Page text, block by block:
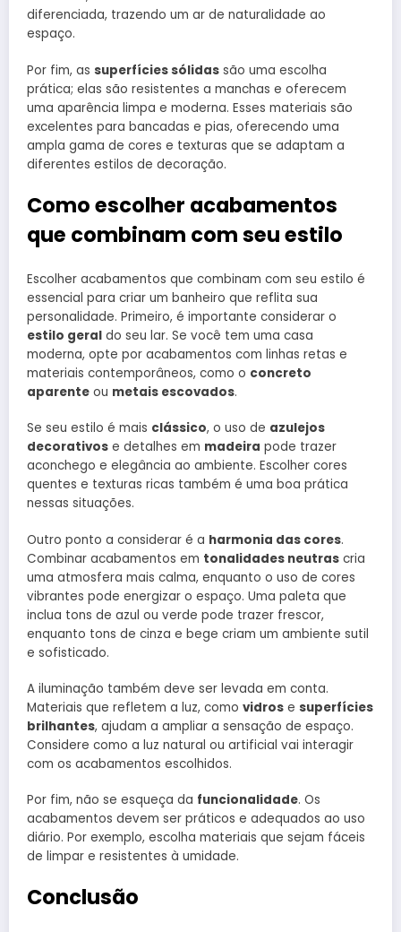
diferenciada, trazendo um ar de naturalidade ao
espaço.
Por fim, as superfícies sólidas são uma escolha
prática; elas são resistentes a manchas e oferecem
uma aparência limpa e moderna. Esses materiais são
excelentes para bancadas e pias, oferecendo uma
ampla gama de cores e texturas que se adaptam a
diferentes estilos de decoração.
Como escolher acabamentos
que combinam com seu estilo
Escolher acabamentos que combinam com seu estilo é
essencial para criar um banheiro que reflita sua
personalidade. Primeiro, é importante considerar o
estilo geral do seu lar. Se você tem uma casa
moderna, opte por acabamentos com linhas retas e
materiais contemporâneos, como o concreto
aparente ou metais escovados.
Se seu estilo é mais clássico, o uso de azulejos
decorativos e detalhes em madeira pode trazer
aconchego e elegância ao ambiente. Escolher cores
quentes e texturas ricas também é uma boa prática
nessas situações.
Outro ponto a considerar é a harmonia das cores.
Combinar acabamentos em tonalidades neutras cria
uma atmosfera mais calma, enquanto o uso de cores
vibrantes pode energizar o espaço. Uma paleta que
inclua tons de azul ou verde pode trazer frescor,
enquanto tons de cinza e bege criam um ambiente sutil
e sofisticado.
A iluminação também deve ser levada em conta.
Materiais que refletem a luz, como vidros e superfícies
brilhantes, ajudam a ampliar a sensação de espaço.
Considere como a luz natural ou artificial vai interagir
com os acabamentos escolhidos.
Por fim, não se esqueça da funcionalidade. Os
acabamentos devem ser práticos e adequados ao uso
diário. Por exemplo, escolha materiais que sejam fáceis
de limpar e resistentes à umidade.
Conclusão